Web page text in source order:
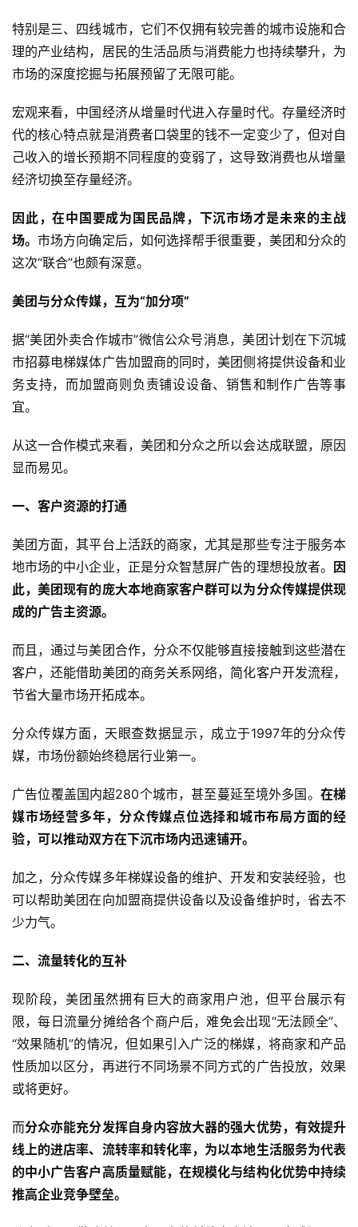
特别是三、四线城市，它们不仅拥有较完善的城市设施和合
理的产业结构，居民的生活品质与消费能力也持续攀升，为
市场的深度挖掘与拓展预留了无限可能。
宏观来看，中国经济从增量时代进入存量时代。存量经济时
代的核心特点就是消费者口袋里的钱不一定变少了，但对自
己收入的增长预期不同程度的变弱了，这导致消费也从增量
经济切换至存量经济。
因此，在中国要成为国民品牌，下沉市场才是未来的主战
场。市场方向确定后，如何选择帮手很重要，美团和分众的
这次“联合”也颇有深意。
美团与分众传媒，互为“加分项”
据“美团外卖合作城市”微信公众号消息，美团计划在下沉城
市招募电梯媒体广告加盟商的同时，美团侧将提供设备和业
务支持，而加盟商则负责铺设设备、销售和制作广告等事
宜。
从这一合作模式来看，美团和分众之所以会达成联盟，原因
显而易见。
一、客户资源的打通
美团方面，其平台上活跃的商家，尤其是那些专注于服务本
地市场的中小企业，正是分众智慧屏广告的理想投放者。
因
此，美团现有的庞大本地商家客户群可以为分众传媒提供现
成的广告主资源。
而且，通过与美团合作，分众不仅能够直接接触到这些潜在
客户，还能借助美团的商务关系网络，简化客户开发流程，
节省大量市场开拓成本。
分众传媒方面，天眼查数据显示，成立于1997年的分众传
媒，市场份额始终稳居行业第一。
广告位覆盖国内超280个城市，甚至蔓延至境外多国。 在梯
媒市场经营多年，分众传媒点位选择和城市布局方面的经
验，可以推动双方在下沉市场内迅速铺开。
加之，分众传媒多年梯媒设备的维护、开发和安装经验，也
可以帮助美团在向加盟商提供设备以及设备维护时，省去不
少力气。
二、流量转化的互补
现阶段，美团虽然拥有巨大的商家用户池，但平台展示有
限，每日流量分摊给各个商户后，难免会出现“无法顾全”、
“效果随机”的情况，但如果引入广泛的梯媒，将商家和产品
性质加以区分，再进行不同场景不同方式的广告投放，效果
或将更好。
而分众亦能充分发挥自身内容放大器的强大优势，有效提升
线上的进店率、流转率和转化率，为以本地生活服务为代表
的中小广告客户高质量赋能，在规模化与结构化优势中持续
推高企业竞争壁垒。